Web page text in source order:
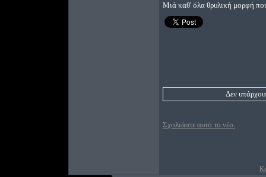
Μιά καθ' όλα θρυλική μορφή
Δεν
Σχολιάστε αυτό το νέο.